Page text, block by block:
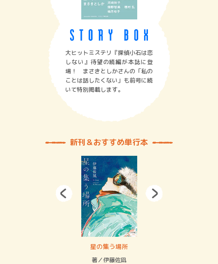
大ヒットミステリ『探偵小石は恋
しない』待望の続編が本誌に登
場！ まさきとしかさんの「私の
ことは話したくない」も前号に続
いて特別掲載します。
新刊＆おすすめ単行本
星の集う場所
著／伊藤佐凪